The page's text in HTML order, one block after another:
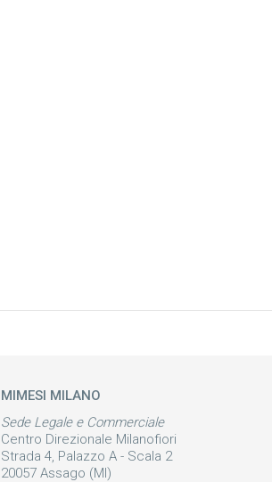
MIMESI MILANO
Sede Legale e Commerciale
Centro Direzionale Milanofiori
Strada 4, Palazzo A - Scala 2
20057 Assago (MI)